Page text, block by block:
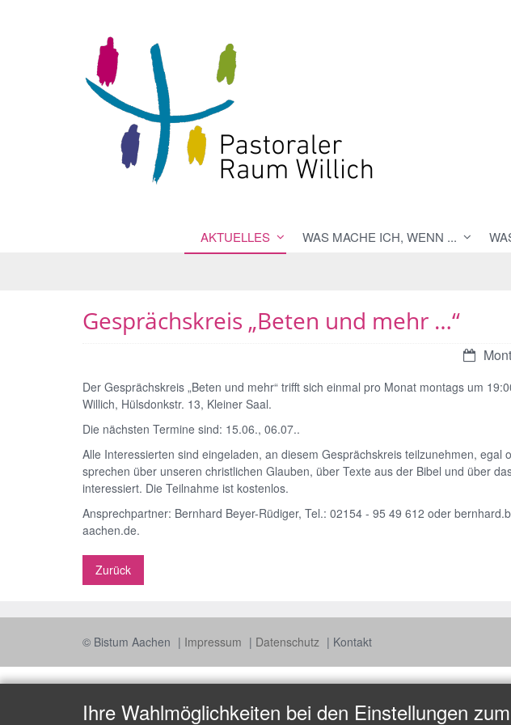
AKTUELLES WAS MACHE ICH, WENN ...
Gesprächskreis „Beten und mehr …“
Datum:
Der Gesprächskreis „Beten und mehr“ trifft sich einmal pro Monat montags um
Willich, Hülsdonkstr. 13, Kleiner Saal.
Die nächsten Termine sind: 15.06., 06.07..
Alle Interessierten sind eingeladen, an diesem Gesprächskreis teilzunehmen, egal
sprechen über unseren christlichen Glauben, über Texte aus der Bibel und über
interessiert. Die Teilnahme ist kostenlos.
Ansprechpartner: Bernhard Beyer-Rüdiger, Tel.: 02154 - 95 49 612 oder
aachen.de.
Zurück
© Bistum Aachen Impressum Datenschutz Kontakt
Ihre Wahlmöglichkeiten bei den Einstellungen